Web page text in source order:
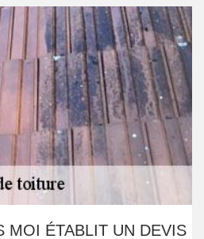
MOI ÉTABLIT UN DEVIS